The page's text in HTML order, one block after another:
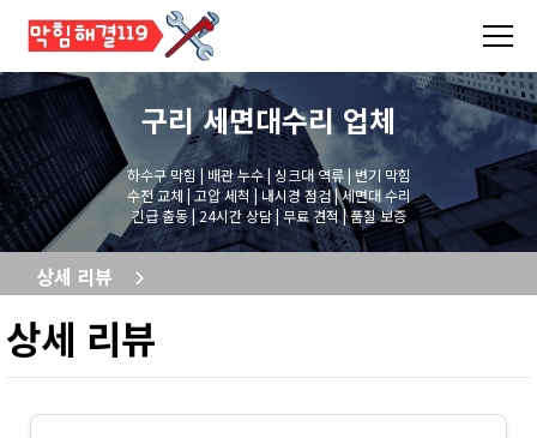
구리 세면대수리업체
하수구 막힘 | 배관 누수 | 싱크대 역류 | 변기 막힘
수전 교체 | 고압 세척 | 내시경 점검 | 세면대 수리
긴급 출동 | 24시간 상담 | 무료 견적 | 품질 보증
상세 리뷰
상세 리뷰